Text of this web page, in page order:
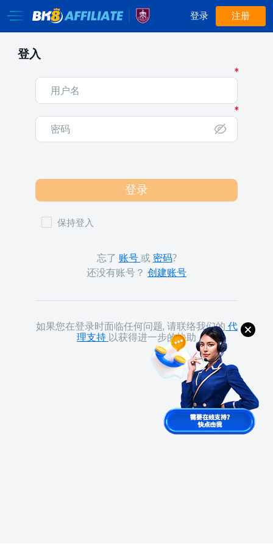
注册
登录
登入
登录
保持登入
忘了 账号 或 密码?
还没有账号？ 创建账号
如果您在登录时面临任何问题, 请联络我们的 代
理支持 以获得进一步的协助